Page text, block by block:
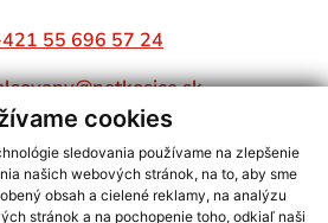
cookies
sledovania používame na zlepšenie
našich webových stránok, na to, aby sme
obsah a cielené reklamy, na analýzu
stránok a na pochopenie toho, odkiaľ naši
55 696 57 24
aktuálnych informácií s využitím RSS
ECHELON 2,Mapa stránok,web portál